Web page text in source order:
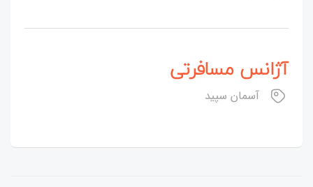
آژانس مسافرتی
آسمان سپید